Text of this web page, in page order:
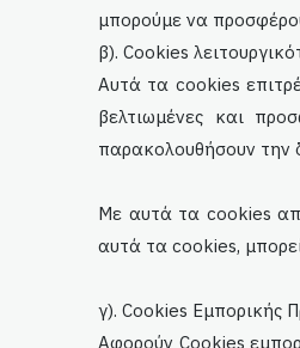
μπορούμε να
β). Cookies
Αυτά τα cookies
βελτιωμένες και
παρακολουθήσουν την
Με αυτά τα cookies
αυτά τα cookies,
γ). Cookies Εμπορικής
Αφορούν Cookies